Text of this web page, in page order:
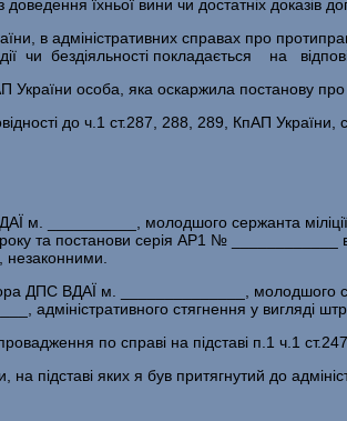
доведення їхньої вини чи достатніх
в адміністративних справах про
чи бездіяльності покладається на
України особа, яка оскаржила постанову
до ч.1 ст.287, 288, 289, КпАП України,
м. __________, молодшого сержанта
та постанови серія АР1 № ____________
ДПС ВДАЇ м. ______________,
адміністративного стягнення у вигляді
по справі на підставі п.1 ч.1
підставі яких я був притягнутий до